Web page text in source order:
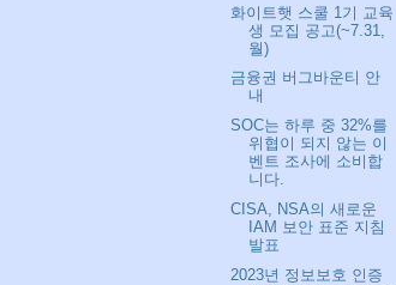
화이트햇 스쿨 1기 교육
생 모집 공고(~7.31,
월)
금융권 버그바운티 안
내
SOC는 하루 중 32%를
위협이 되지 않는 이
벤트 조사에 소비합
니다.
CISA, NSA의 새로운
IAM 보안 표준 지침
발표
2023년 정보보호 인증